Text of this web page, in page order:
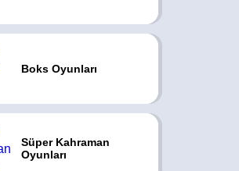
Boks Oyunları
Süper Kahraman
Oyunları